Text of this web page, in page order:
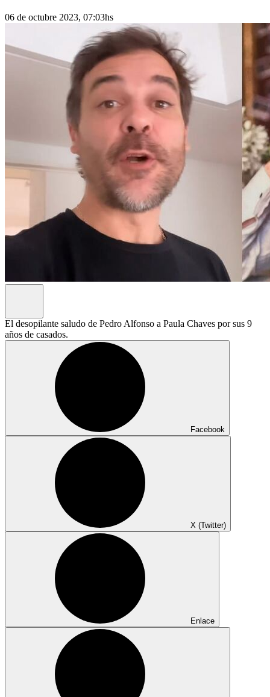
06 de octubre 2023, 07:03hs
El desopilante saludo de Pedro Alfonso a Paula Chaves por sus 9
años de casados.
Facebook
X (Twitter)
Enlace